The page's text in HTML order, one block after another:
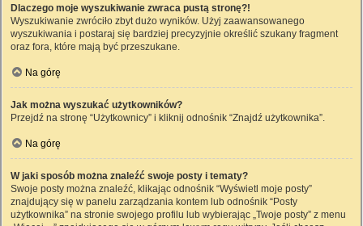
Dlaczego moje wyszukiwanie zwraca pustą stronę?!
Wyszukiwanie zwróciło zbyt dużo wyników. Użyj zaawansowanego
wyszukiwania i postaraj się bardziej precyzyjnie określić szukany fragment
oraz fora, które mają być przeszukane.
Na górę
Jak można wyszukać użytkowników?
Przejdź na stronę “Użytkownicy” i kliknij odnośnik “Znajdź użytkownika”.
Na górę
W jaki sposób można znaleźć swoje posty i tematy?
Swoje posty można znaleźć, klikając odnośnik “Wyświetl moje posty”
znajdujący się w panelu zarządzania kontem lub odnośnik “Posty
użytkownika” na stronie swojego profilu lub wybierając „Twoje posty” z menu